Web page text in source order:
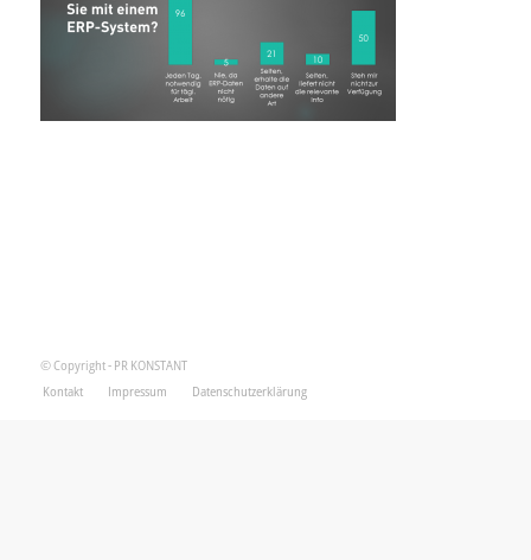
© Copyright - PR KONSTANT
Kontakt
Impressum Datenschutzerklärung